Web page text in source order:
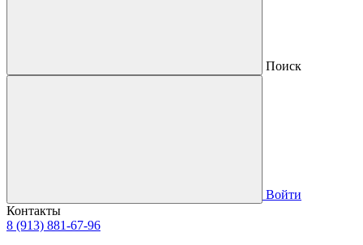
Поиск
Войти
Контакты
8 (913) 881-67-96